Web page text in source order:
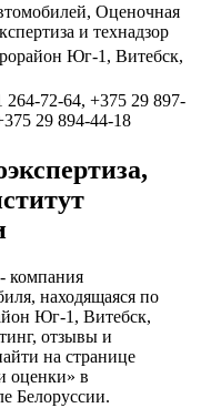
Оценочная
и технадзор
Юг-1, Витебск,
264-72-64, +375 29 897-
29 894-44-18
компания
находящаяся по
Юг-1, Витебск,
отзывы и
на странице
оценки» в
Белоруссии.